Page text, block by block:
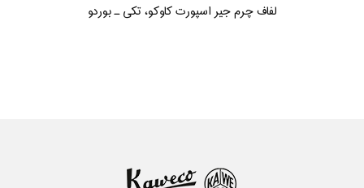
لفاف چرم جیر اسپورت کاوکو، تکی ـ بوردو